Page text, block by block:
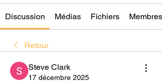
Discussion Médias Fichiers Membres
Retour
Steve Clark
17 décembre 2025